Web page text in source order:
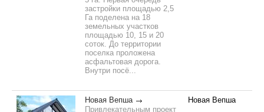
застройки площадью 2,5
Га поделена на 18
земельных участков
площадью 10, 15 и 20
соток. До территории
поселка проложена
асфальтовая дорога.
Внутри посё...
Новая Вепша
Привлекательным проект
Новая Вепша